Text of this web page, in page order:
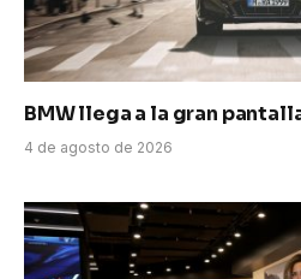
BMW llega a la gran
4 de agosto de 2026